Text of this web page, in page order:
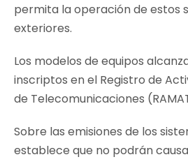
permita la operación de estos
exteriores.
Los modelos de equipos
inscriptos en el Registro de
de Telecomunicaciones
Sobre las emisiones de los
establece que no podrán